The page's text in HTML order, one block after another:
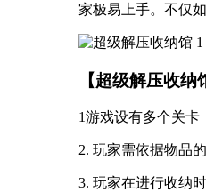
家极易上手。不仅
【超级解压收纳
1游戏设有多个关卡
2. 玩家需依据物品
3. 玩家在进行收纳